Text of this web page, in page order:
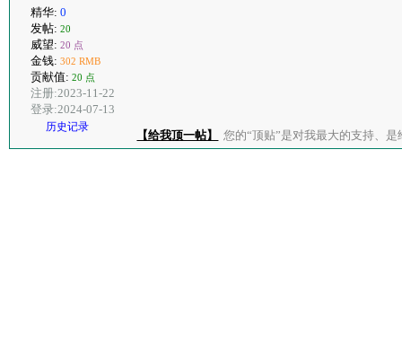
精华: 0
发帖: 20
威望: 20 点
金钱: 302 RMB
贡献值: 20 点
注册:2023-11-22
登录:2024-07-13
历史记录
【给我顶一帖】 您的“顶贴”是对我最大的支持、